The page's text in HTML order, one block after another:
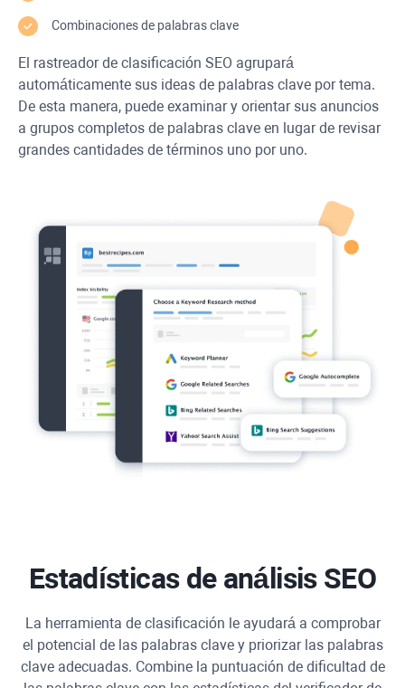
Combinaciones de palabras clave
El rastreador de clasificación SEO agrupará
automáticamente sus ideas de palabras clave por tema.
De esta manera, puede examinar y orientar sus anuncios
a grupos completos de palabras clave en lugar de revisar
grandes cantidades de términos uno por uno.
Estadísticas de análisis SEO
La herramienta de clasificación le ayudará a comprobar
el potencial de las palabras clave y priorizar las palabras
clave adecuadas. Combine la puntuación de dificultad de